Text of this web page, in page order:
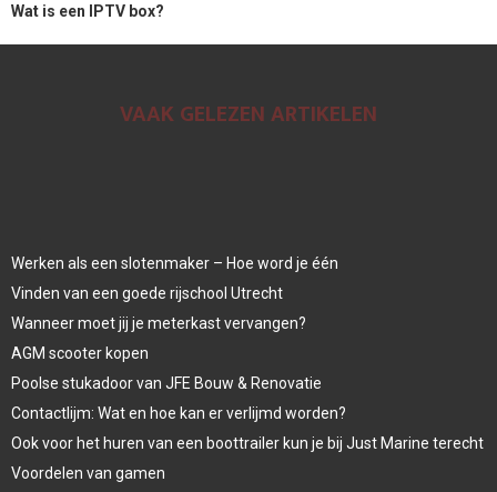
Wat is een IPTV box?
VAAK GELEZEN ARTIKELEN
Werken als een slotenmaker – Hoe word je één
Vinden van een goede rijschool Utrecht
Wanneer moet jij je meterkast vervangen?
AGM scooter kopen
Poolse stukadoor van JFE Bouw & Renovatie
Contactlijm: Wat en hoe kan er verlijmd worden?
Ook voor het huren van een boottrailer kun je bij Just Marine terecht
Voordelen van gamen